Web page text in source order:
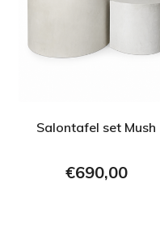
Salontafel set Mush
€690,00